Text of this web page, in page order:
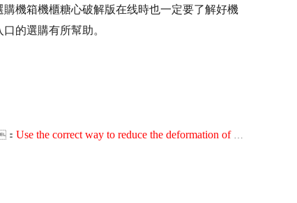
購機箱機櫃糖心破解版在线時也一定要了解好機
的選購有所幫助。
Use the correct way to reduce the deformation of sheet metal processing